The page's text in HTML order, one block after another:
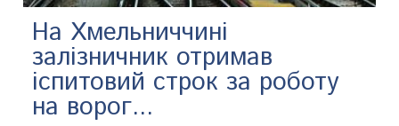
На Хмельниччині
залізничник отримав
іспитовий строк за роботу
на ворог...